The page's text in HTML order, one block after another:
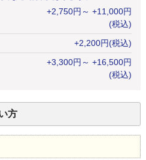
+2,750円 ～ +11,000円
(税込)
+2,200円(税込)
+3,300円 ～ +16,500円
(税込)
方